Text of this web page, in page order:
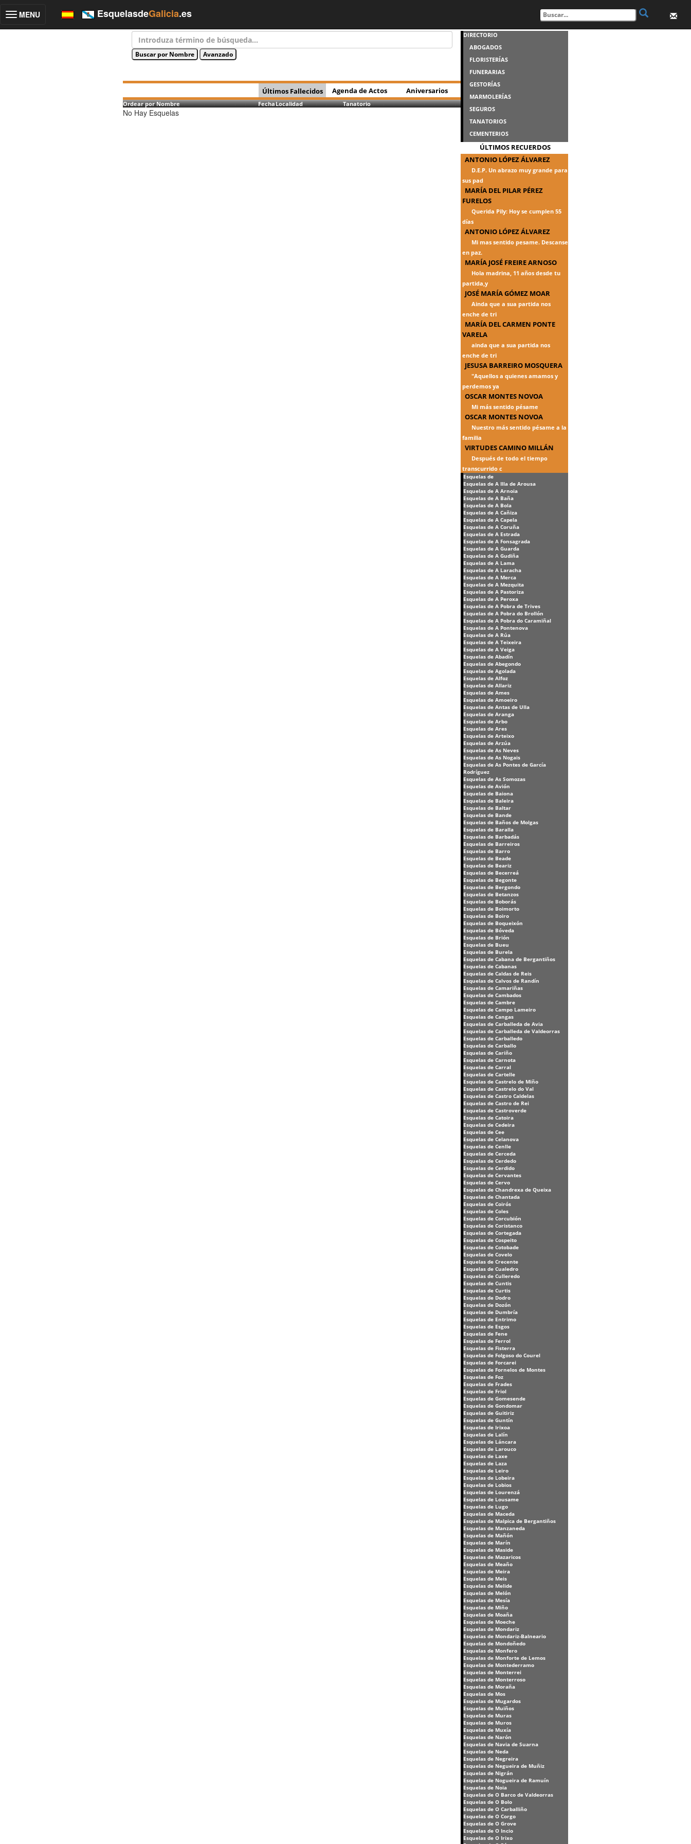
Toggle
MENU EsquelasdeGalicia.es
Últimos Fallecidos Agenda de Actos Aniversarios
Ordear por Nombre FechaLocalidad Tanatorio
No Hay Esquelas
DIRECTORIO
ABOGADOS
FLORISTERÍAS
FUNERARIAS
GESTORÍAS
MARMOLERÍAS
SEGUROS
TANATORIOS
CEMENTERIOS
ÚLTIMOS RECUERDOS
ANTONIO LÓPEZ ÁLVAREZ
D.E.P. Un abrazo muy grande para
sus pad
MARÍA DEL PILAR PÉREZ
FURELOS
Querida Pily: Hoy se cumplen 55
días
ANTONIO LÓPEZ ÁLVAREZ
Mi mas sentido pesame. Descanse
en paz.
MARÍA JOSÉ FREIRE ARNOSO
Hola madrina, 11 años desde tu
partida,y
JOSÉ MARÍA GÓMEZ MOAR
Ainda que a sua partida nos
enche de tri
MARÍA DEL CARMEN PONTE
VARELA
ainda que a sua partida nos
enche de tri
JESUSA BARREIRO MOSQUERA
"Aquellos a quienes amamos y
perdemos ya
OSCAR MONTES NOVOA
Mi más sentido pésame
OSCAR MONTES NOVOA
Nuestro más sentido pésame a la
familia
VIRTUDES CAMINO MILLÁN
Después de todo el tiempo
transcurrido c
Esquelas de
Esquelas de A Illa de Arousa
Esquelas de A Arnoia
Esquelas de A Baña
Esquelas de A Bola
Esquelas de A Cañiza
Esquelas de A Capela
Esquelas de A Coruña
Esquelas de A Estrada
Esquelas de A Fonsagrada
Esquelas de A Guarda
Esquelas de A Gudiña
Esquelas de A Lama
Esquelas de A Laracha
Esquelas de A Merca
Esquelas de A Mezquita
Esquelas de A Pastoriza
Esquelas de A Peroxa
Esquelas de A Pobra de Trives
Esquelas de A Pobra do Brollón
Esquelas de A Pobra do Caramiñal
Esquelas de A Pontenova
Esquelas de A Rúa
Esquelas de A Teixeira
Esquelas de A Veiga
Esquelas de Abadín
Esquelas de Abegondo
Esquelas de Agolada
Esquelas de Alfoz
Esquelas de Allariz
Esquelas de Ames
Esquelas de Amoeiro
Esquelas de Antas de Ulla
Esquelas de Aranga
Esquelas de Arbo
Esquelas de Ares
Esquelas de Arteixo
Esquelas de Arzúa
Esquelas de As Neves
Esquelas de As Nogais
Esquelas de As Pontes de García
Rodríguez
Esquelas de As Somozas
Esquelas de Avión
Esquelas de Baiona
Esquelas de Baleira
Esquelas de Baltar
Esquelas de Bande
Esquelas de Baños de Molgas
Esquelas de Baralla
Esquelas de Barbadás
Esquelas de Barreiros
Esquelas de Barro
Esquelas de Beade
Esquelas de Beariz
Esquelas de Becerreá
Esquelas de Begonte
Esquelas de Bergondo
Esquelas de Betanzos
Esquelas de Boborás
Esquelas de Boimorto
Esquelas de Boiro
Esquelas de Boqueixón
Esquelas de Bóveda
Esquelas de Brión
Esquelas de Bueu
Esquelas de Burela
Esquelas de Cabana de Bergantiños
Esquelas de Cabanas
Esquelas de Caldas de Reis
Esquelas de Calvos de Randín
Esquelas de Camariñas
Esquelas de Cambados
Esquelas de Cambre
Esquelas de Campo Lameiro
Esquelas de Cangas
Esquelas de Carballeda de Avia
Esquelas de Carballeda de Valdeorras
Esquelas de Carballedo
Esquelas de Carballo
Esquelas de Cariño
Esquelas de Carnota
Esquelas de Carral
Esquelas de Cartelle
Esquelas de Castrelo de Miño
Esquelas de Castrelo do Val
Esquelas de Castro Caldelas
Esquelas de Castro de Rei
Esquelas de Castroverde
Esquelas de Catoira
Esquelas de Cedeira
Esquelas de Cee
Esquelas de Celanova
Esquelas de Cenlle
Esquelas de Cerceda
Esquelas de Cerdedo
Esquelas de Cerdido
Esquelas de Cervantes
Esquelas de Cervo
Esquelas de Chandrexa de Queixa
Esquelas de Chantada
Esquelas de Coirós
Esquelas de Coles
Esquelas de Corcubión
Esquelas de Coristanco
Esquelas de Cortegada
Esquelas de Cospeito
Esquelas de Cotobade
Esquelas de Covelo
Esquelas de Crecente
Esquelas de Cualedro
Esquelas de Culleredo
Esquelas de Cuntis
Esquelas de Curtis
Esquelas de Dodro
Esquelas de Dozón
Esquelas de Dumbría
Esquelas de Entrimo
Esquelas de Esgos
Esquelas de Fene
Esquelas de Ferrol
Esquelas de Fisterra
Esquelas de Folgoso do Courel
Esquelas de Forcarei
Esquelas de Fornelos de Montes
Esquelas de Foz
Esquelas de Frades
Esquelas de Friol
Esquelas de Gomesende
Esquelas de Gondomar
Esquelas de Guitiriz
Esquelas de Guntín
Esquelas de Irixoa
Esquelas de Lalín
Esquelas de Láncara
Esquelas de Larouco
Esquelas de Laxe
Esquelas de Laza
Esquelas de Leiro
Esquelas de Lobeira
Esquelas de Lobios
Esquelas de Lourenzá
Esquelas de Lousame
Esquelas de Lugo
Esquelas de Maceda
Esquelas de Malpica de Bergantiños
Esquelas de Manzaneda
Esquelas de Mañón
Esquelas de Marín
Esquelas de Maside
Esquelas de Mazaricos
Esquelas de Meaño
Esquelas de Meira
Esquelas de Meis
Esquelas de Melide
Esquelas de Melón
Esquelas de Mesía
Esquelas de Miño
Esquelas de Moaña
Esquelas de Moeche
Esquelas de Mondariz
Esquelas de Mondariz-Balneario
Esquelas de Mondoñedo
Esquelas de Monfero
Esquelas de Monforte de Lemos
Esquelas de Montederramo
Esquelas de Monterrei
Esquelas de Monterroso
Esquelas de Moraña
Esquelas de Mos
Esquelas de Mugardos
Esquelas de Muiños
Esquelas de Muras
Esquelas de Muros
Esquelas de Muxía
Esquelas de Narón
Esquelas de Navia de Suarna
Esquelas de Neda
Esquelas de Negreira
Esquelas de Negueira de Muñiz
Esquelas de Nigrán
Esquelas de Nogueira de Ramuín
Esquelas de Noia
Esquelas de O Barco de Valdeorras
Esquelas de O Bolo
Esquelas de O Carballiño
Esquelas de O Corgo
Esquelas de O Grove
Esquelas de O Incio
Esquelas de O Irixo